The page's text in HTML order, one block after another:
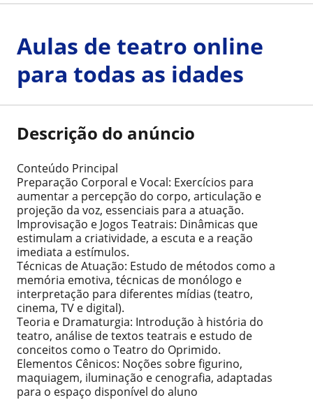
Aulas de teatro online
para todas as idades
Descrição do anúncio
Conteúdo Principal
Preparação Corporal e Vocal: Exercícios para
aumentar a percepção do corpo, articulação e
projeção da voz, essenciais para a atuação.
Improvisação e Jogos Teatrais: Dinâmicas que
estimulam a criatividade, a escuta e a reação
imediata a estímulos.
Técnicas de Atuação: Estudo de métodos como a
memória emotiva, técnicas de monólogo e
interpretação para diferentes mídias (teatro,
cinema, TV e digital).
Teoria e Dramaturgia: Introdução à história do
teatro, análise de textos teatrais e estudo de
conceitos como o Teatro do Oprimido.
Elementos Cênicos: Noções sobre figurino,
maquiagem, iluminação e cenografia, adaptadas
para o espaço disponível do aluno